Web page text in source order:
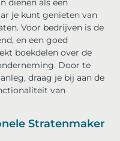
dienen als een
je kunt genieten van
Voor bedrijven is de
en een goed
boekdelen over de
Door te
draag je bij aan de
van
Stratenmaker